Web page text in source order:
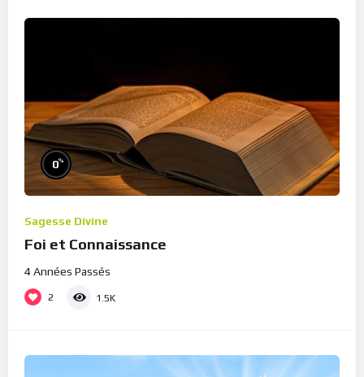
0%
Sagesse Divine
Foi et Connaissance
4 Années Passés
2 1.5K